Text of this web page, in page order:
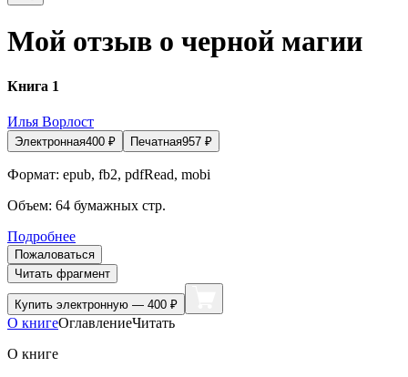
Мой отзыв о черной магии
Книга 1
Илья Ворлост
Электронная400 ₽ Печатная957 ₽
Формат: epub, fb2, pdfRead, mobi
Объем: 64 бумажных стр.
Подробнее
Пожаловаться
Читать фрагмент
Купить электронную — 400 ₽
О книгеОглавлениеЧитать
О книге